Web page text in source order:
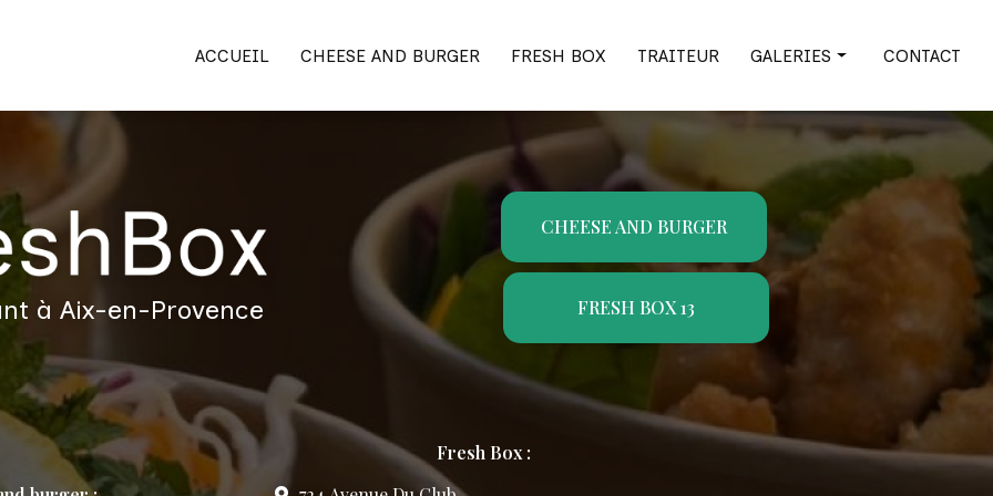
ACCUEIL CHEESE AND BURGER FRESH BOX TRAITEUR GALERIES
Cheese and burger
CONTACT
à Aix-en-Provence
CHEESE AND BURGER
FRESH BOX 13
Fresh Box :